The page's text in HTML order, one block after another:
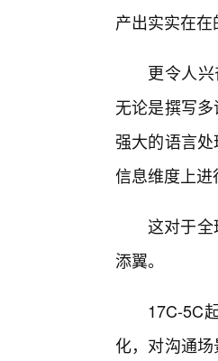
产出实实在在
更令人
无论是撰写
强大的语言
信息维度上进
这对于
添翼。
17C-5C
化，对沟通